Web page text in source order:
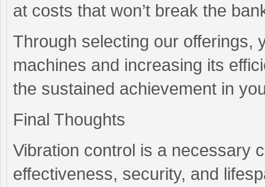
at costs that won’t break the
Through selecting our offerings,
machines and increasing its
the sustained achievement in
Final Thoughts
Vibration control is a necessary
effectiveness, security, and